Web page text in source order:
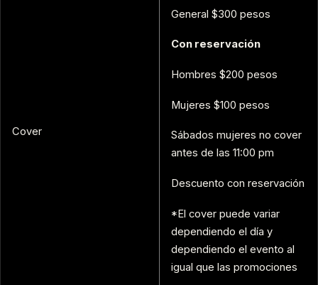
Cover
General $300 pesos
Con reservación
Hombres $200 pesos
Mujeres $100 pesos
Sábados mujeres no cover
antes de las 11:00 pm
Descuento con reservación
*El cover puede variar
dependiendo el día y
dependiendo el evento al
igual que las promociones